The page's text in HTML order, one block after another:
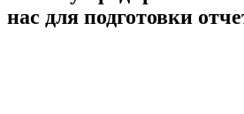
нас для подготовки